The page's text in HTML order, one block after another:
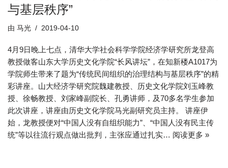
与基层秩序”
由 马光 2019-04-10
4月9日晚上七点，清华大学社会科学学院经济学研究所龙登高
教授做客山东大学历史文化学院“长风讲坛”，在知新楼A1017为
学院师生带来了题为“传统民间组织的治理结构与基层秩序”的精
彩讲座。山大经济学研究院魏建教授、历史文化学院刘玉峰教
授、徐畅教授、刘家峰副院长、孔勇讲师，及70多名学生参加
此次讲座，讲座由历史文化学院马光副研究员主持。 讲座伊
始，龙教授便对“中国人没有自组织能力”、“中国人没有民主传
统”等以往流行观点做出批判，主张应通过扎实… 阅读更多 »